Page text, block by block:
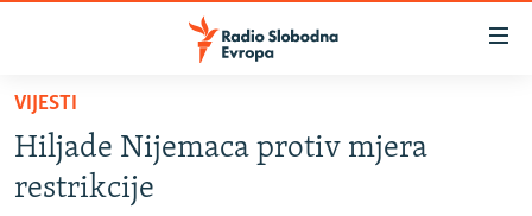
Pređite
glavni
sadržaj
VIJESTI
BOSNA I HERCEGOVINA
VIJESTI
Hiljade Nijemaca protiv mjera
restrikcije